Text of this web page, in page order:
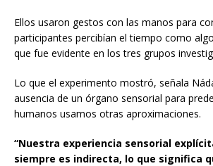
Ellos usaron gestos con las manos para
participantes percibían el tiempo como
que fue evidente en los tres grupos
Lo que el experimento mostró, señala
ausencia de un órgano sensorial para
humanos usamos otras aproximaciones.
“Nuestra experiencia sensorial
siempre es indirecta, lo que significa